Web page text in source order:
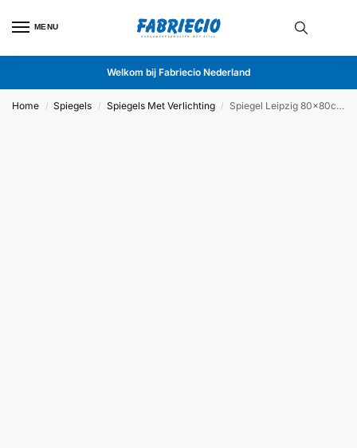
MENU
Welkom bij Fabriecio Nederland
Home / Spiegels / Spiegels Met Verlichting / Spiegel Leipzig 80x80cm